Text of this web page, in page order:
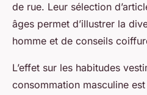
de rue. Leur sélection
âges permet d’illustrer la
homme et de conseils
L’effet sur les habitudes
consommation masculine